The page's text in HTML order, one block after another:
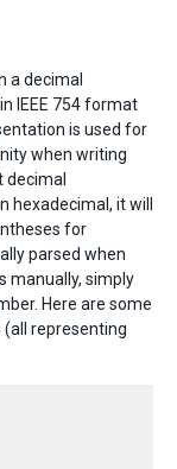
a decimal
IEEE 754 format
is used for
when writing
decimal
hexadecimal, it will
for
parsed when
manually, simply
Here are some
representing